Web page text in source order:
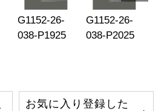
G1152-26-
038-P1925
G1152-26-
038-P2025
お気に入り登録した